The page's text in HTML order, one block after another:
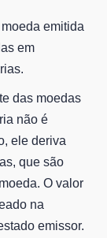
emitida
em
das moedas
não é
ele deriva
que são
O valor
na
emissor.